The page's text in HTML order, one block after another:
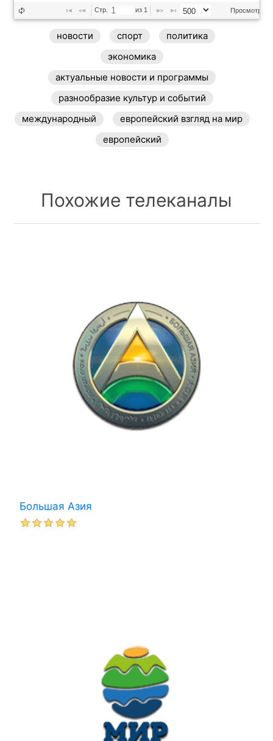
Стр. из 1 Просмотр 1 -
новости спорт
политика
экономика
актуальные новости и программы
разнообразие культур и событий
международный
европейский взгляд на мир
европейский
Похожие телеканалы
Большая Азия